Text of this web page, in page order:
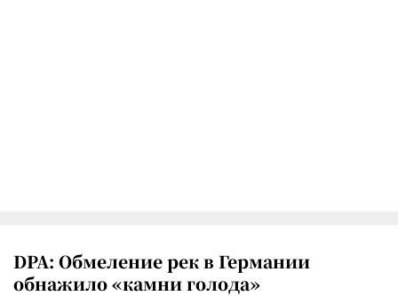
DPA: Обмеление рек в Германии
обнажило «камни голода»